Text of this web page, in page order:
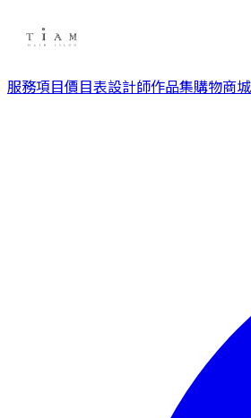
服務項目價目表設計師作品集購物商城